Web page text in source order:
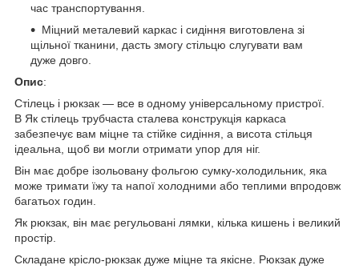
час транспортування.
Міцний металевий каркас і сидіння виготовлена зі
щільної тканини, дасть змогу стільцю слугувати вам
дуже довго.
Опис:
Стілець і рюкзак — все в одному універсальному пристрої.
В Як стілець трубчаста сталева конструкція каркаса
забезпечує вам міцне та стійке сидіння, а висота стільця
ідеальна, щоб ви могли отримати упор для ніг.
Він має добре ізольовану фольгою сумку-холодильник, яка
може тримати їжу та напої холодними або теплими впродовж
багатьох годин.
Як рюкзак, він має регульовані лямки, кілька кишень і великий
простір.
Складане крісло-рюкзак дуже міцне та якісне. Рюкзак дуже